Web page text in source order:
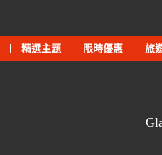
精選主題 限時優惠 旅